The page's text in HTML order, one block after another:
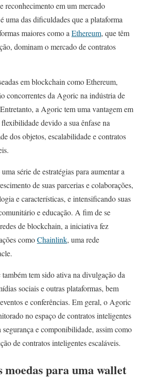
reconhecimento em um mercado
uma das dificuldades que a plataforma
maiores como aEthereum, que têm
dominam o mercado de contratos
em blockchain como Ethereum,
concorrentes da Agoric na indústria de
a Agoric tem uma vantagem em
devido a sua ênfase na
dos objetos, escalabilidade e contratos
série de estratégias para aumentar a
de suas parcerias e colaborações,
e características, e intensificando suas
e educação. A fim de se
de blockchain, a iniciativa fez
comoChainlink, uma rede
tem sido ativa na divulgação da
sociais e outras plataformas, bem
e conferências. Em geral, o Agoric
no espaço de contratos inteligentes
segurança e componibilidade, assim como
de contratos inteligentes escaláveis.
moedas para uma wallet